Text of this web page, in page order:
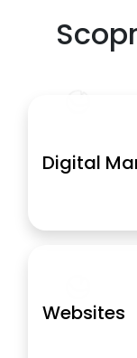
Digital
Websites